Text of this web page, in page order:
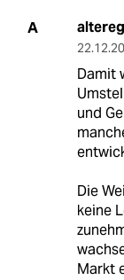
A
Damit
und
Die
keine
Markt